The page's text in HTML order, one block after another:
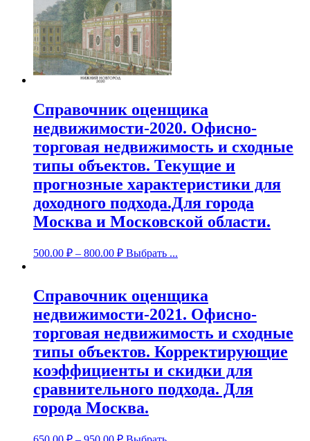
Справочник оценщика
недвижимости-2020. Офисно-
торговая недвижимость и сходные
типы объектов. Текущие и
прогнозные характеристики для
доходного подхода.Для города
Москва и Московской области.
500.00 ₽ – 800.00 ₽ Выбрать ...
Справочник оценщика
недвижимости-2021. Офисно-
торговая недвижимость и сходные
типы объектов. Корректирующие
коэффициенты и скидки для
сравнительного подхода. Для
города Москва.